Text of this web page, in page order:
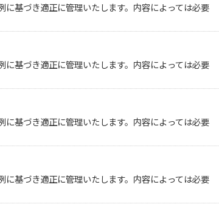
基づき適正に管理いたします。内容によっては必要
基づき適正に管理いたします。内容によっては必要
基づき適正に管理いたします。内容によっては必要
基づき適正に管理いたします。内容によっては必要